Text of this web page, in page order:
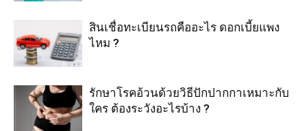
สินเชื่อทะเบียนรถคืออะไร ดอกเบี้ยแพง
ไหม ?
รักษาโรคอ้วนด้วยวิธีปักปากกาเหมาะกับ
ใคร ต้องระวังอะไรบ้าง ?